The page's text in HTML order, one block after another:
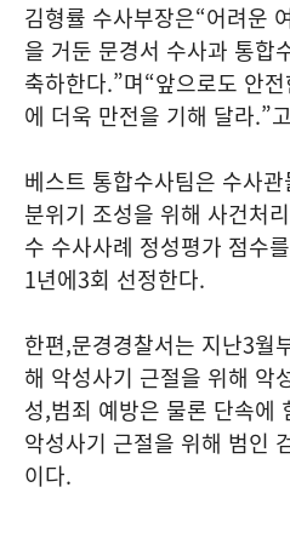
김형률 수사부장은“어려운
을 거둔 문경서 수사과 통합
축하한다.”며“앞으로도 안
에 더욱 만전을 기해 달라.”
베스트 통합수사팀은 수사
분위기 조성을 위해 사건처
수 수사사례 정성평가 점수
1년에3회 선정한다.
한편,문경경찰서는 지난3월
해 악성사기 근절을 위해 악
성,범죄 예방은 물론 단속에
악성사기 근절을 위해 범인
이다.